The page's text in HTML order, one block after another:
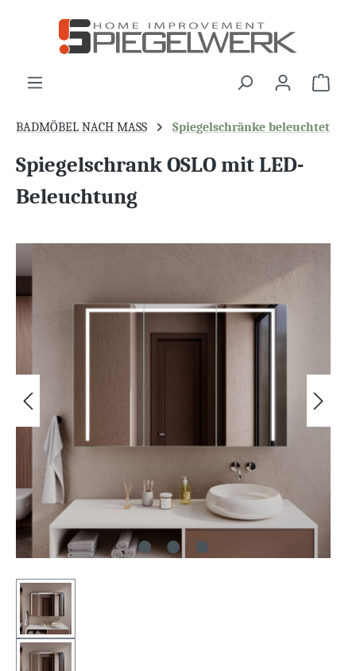
springen
BADMÖBEL NACH MASS Spiegelschränke beleuchtet
Spiegelschrank OSLO mit LED-
Beleuchtung